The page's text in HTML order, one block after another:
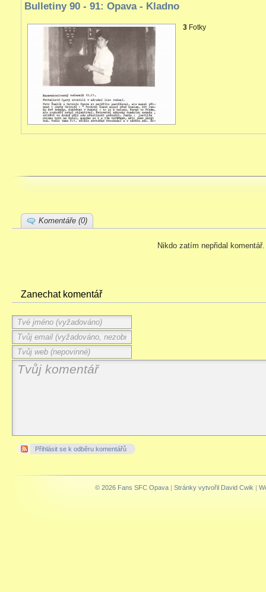
Bulletiny 90 - 91: Opava - Kladno
3 Fotky
Komentáře (0)
Nikdo zatím nepřidal komentář.
Zanechat komentář
Přihlásit se k odběru komentářů
© 2026 Fans SFC Opava | Stránky vytvořil David Cwik |